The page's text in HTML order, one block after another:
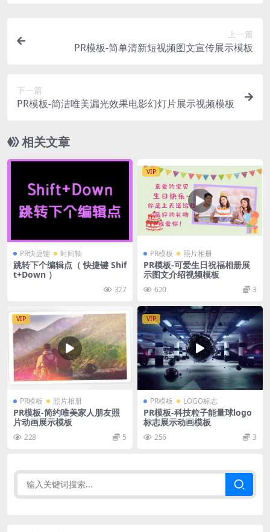
上一篇
PR模板-简单清新短视频图文宣传展示模板
下一篇
PR模板-简洁唯美漏光效果电影幻灯片展示视频模板
相关文章
PR快捷键 时间轴
跳转下个编辑点（ 快捷键 Shif
t+Down ）
327
VIP
PR模板 照片相册
PR模板-可爱生日祝福相册展
示图文介绍视频模板
620 3
VIP
PR模板 照片相册
PR模板-简约唯美家人朋友照
片动画展示模板
228 5
VIP
PR模板 LOGO标志
PR模板-科技粒子能量球logo
标志展示动画模板
256 3